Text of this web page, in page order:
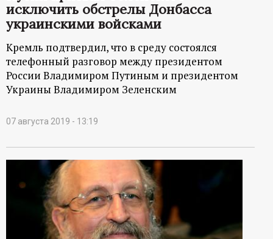
а
л
исключить обстрелы Донбасса
украинскими войсками
Кремль подтвердил, что в среду состоялся
телефонный разговор между президентом
России Владимиром Путиным и президентом
Украины Владимиром Зеленским
07 августа 2019 - 13:19